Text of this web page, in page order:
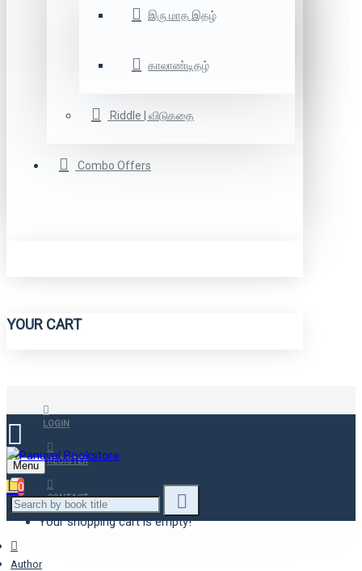
இரு மாத இதழ்
காலாண்டிதழ்
Riddle | விடுகதை
Combo Offers
YOUR CART
LOGIN
REGISTER
CONTACT
Menu
0
Your shopping cart is empty!
Author